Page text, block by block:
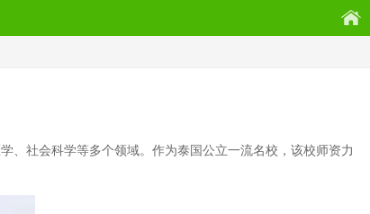
、社会科学等多个领域。作为泰国公立一流名校，该校师资力